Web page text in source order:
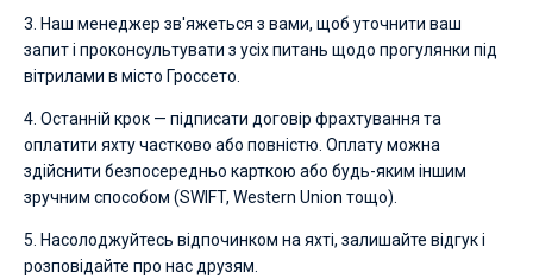
3. Наш менеджер зв'яжеться з вами, щоб уточнити ваш
запит і проконсультувати з усіх питань щодо прогулянки під
вітрилами в місто Гроссето.
4. Останній крок — підписати договір фрахтування та
оплатити яхту частково або повністю. Оплату можна
здійснити безпосередньо карткою або будь-яким іншим
зручним способом (SWIFT, Western Union тощо).
5. Насолоджуйтесь відпочинком на яхті, залишайте відгук і
розповідайте про нас друзям.